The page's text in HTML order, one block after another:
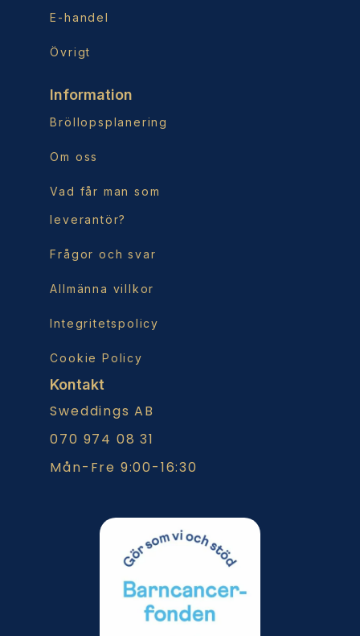
E-handel
Övrigt
Information
Bröllopsplanering
Om oss
Vad får man som
leverantör?
Frågor och svar
Allmänna villkor
Integritetspolicy
Cookie Policy
Kontakt
Sweddings AB
070 974 08 31
Mån-Fre 9:00-16:30